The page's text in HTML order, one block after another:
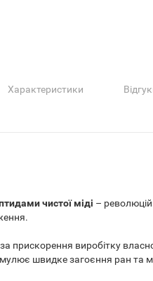
Характеристики
чистої міді –
за прискорення виробітку
швидке загоєння ран та